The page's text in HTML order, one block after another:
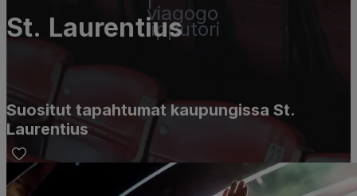
viagogo
lipputori
St. Laurentius
Suositut tapahtumat kaupungissa St.
Laurentius